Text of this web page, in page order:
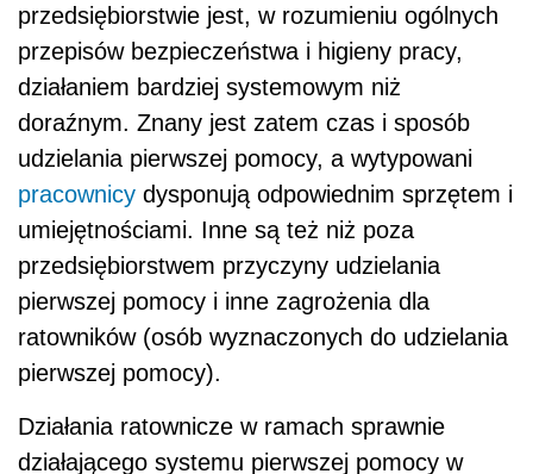
przedsiębiorstwie jest, w rozumieniu ogólnych
przepisów bezpieczeństwa i higieny pracy,
działaniem bardziej systemowym niż
doraźnym. Znany jest zatem czas i sposób
udzielania pierwszej pomocy, a wytypowani
pracownicy dysponują odpowiednim sprzętem i
umiejętnościami. Inne są też niż poza
przedsiębiorstwem przyczyny udzielania
pierwszej pomocy i inne zagrożenia dla
ratowników (osób wyznaczonych do udzielania
pierwszej pomocy).
Działania ratownicze w ramach sprawnie
działającego systemu pierwszej pomocy w